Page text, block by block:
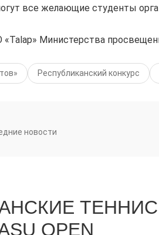
все желающие студенты
«Talap» Министерства
Республиканский конкурс
новости
OPEN